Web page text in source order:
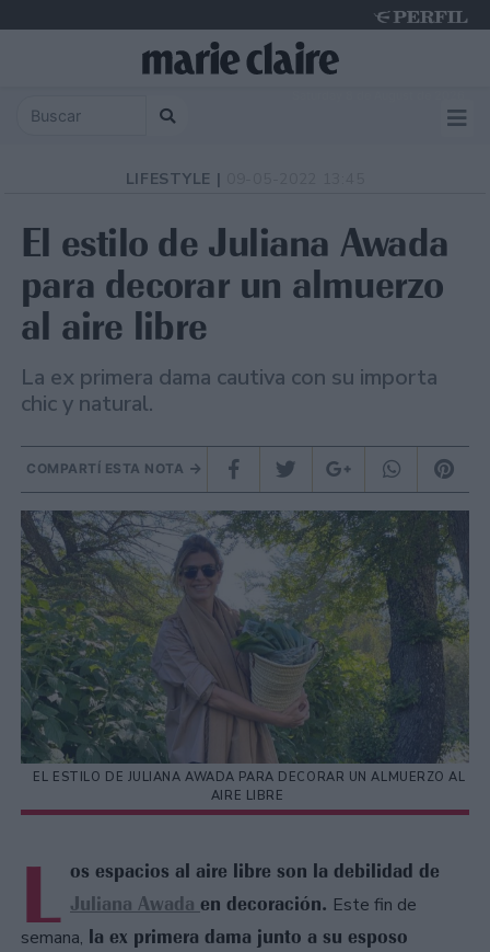
LIFESTYLE |
El estilo de Juliana Awada
para decorar un almuerzo
al aire libre
La ex primera dama cautiva con su importa
chic y natural.
COMPARTÍ ESTA NOTA
EL ESTILO DE JULIANA AWADA PARA DECORAR UN ALMUERZO AL
AIRE LIBRE
L os espacios al aire libre son la debilidad de
Juliana Awada en decoración. Este fin de
semana, la ex primera dama junto a su esposo